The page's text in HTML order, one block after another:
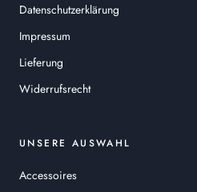
Datenschutzerklärung
Impressum
Lieferung
Widerrufsrecht
UNSERE AUSWAHL
Accessoires